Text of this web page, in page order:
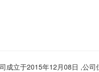
成立于2015年12月08日 ,公